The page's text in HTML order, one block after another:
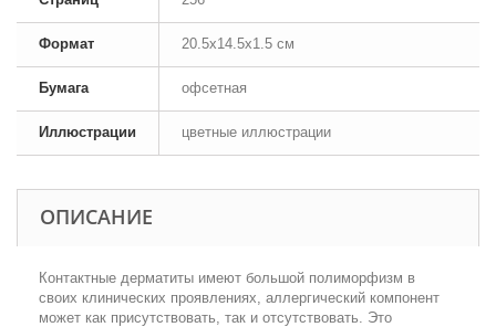
Формат 20.5x14.5x1.5 см
Бумага офсетная
Иллюстрации цветные иллюстрации
ОПИСАНИЕ
Контактные дерматиты имеют большой полиморфизм в
своих клинических проявлениях, аллергический компонент
может как присутствовать, так и отсутствовать. Это